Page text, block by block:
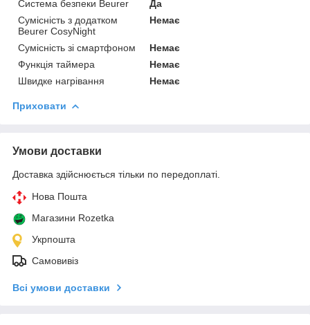
Система безпеки Beurer
Да
Сумісність з додатком
Beurer CosyNight
Немає
Сумісність зі смартфоном
Немає
Функція таймера
Немає
Швидке нагрівання
Немає
Приховати
Умови доставки
Доставка здійснюється тільки по передоплаті.
Нова Пошта
Магазини Rozetka
Укрпошта
Самовивіз
Всі умови доставки